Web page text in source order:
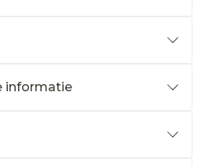
informatie